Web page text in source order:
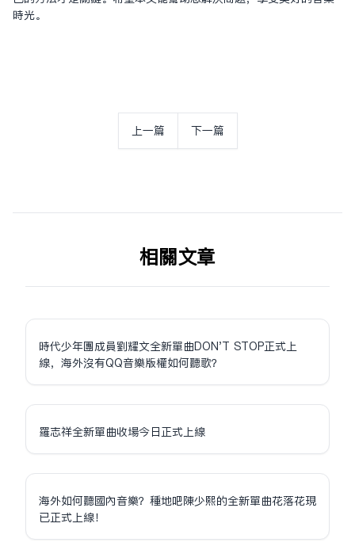
時光。
上一篇 下一篇
相关文章
時代少年團成員劉耀文全新單曲DON'T STOP正式上
線，海外沒有QQ音樂版權如何聽歌？
羅志祥全新單曲收場今日正式上線
海外如何聽國內音樂？種地吧陳少熙的全新單曲花落花現
已正式上線！